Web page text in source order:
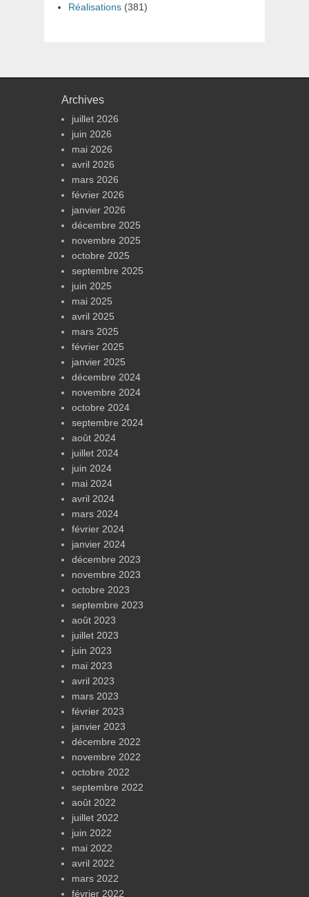
Réalisations (381)
Archives
juillet 2026
juin 2026
mai 2026
avril 2026
mars 2026
février 2026
janvier 2026
décembre 2025
novembre 2025
octobre 2025
septembre 2025
juin 2025
mai 2025
avril 2025
mars 2025
février 2025
janvier 2025
décembre 2024
novembre 2024
octobre 2024
septembre 2024
août 2024
juillet 2024
juin 2024
mai 2024
avril 2024
mars 2024
février 2024
janvier 2024
décembre 2023
novembre 2023
octobre 2023
septembre 2023
août 2023
juillet 2023
juin 2023
mai 2023
avril 2023
mars 2023
février 2023
janvier 2023
décembre 2022
novembre 2022
octobre 2022
septembre 2022
août 2022
juillet 2022
juin 2022
mai 2022
avril 2022
mars 2022
février 2022